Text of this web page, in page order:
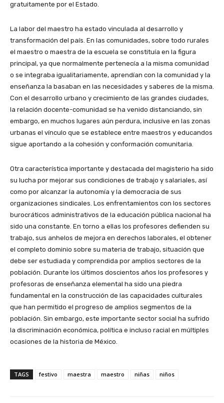
gratuitamente por el Estado.
La labor del maestro ha estado vinculada al desarrollo y
transformación del país. En las comunidades, sobre todo rurales
el maestro o maestra de la escuela se constituía en la figura
principal, ya que normalmente pertenecía a la misma comunidad
o se integraba igualitariamente, aprendían con la comunidad y la
enseñanza la basaban en las necesidades y saberes de la misma.
Con el desarrollo urbano y crecimiento de las grandes ciudades,
la relación docente-comunidad se ha venido distanciando, sin
embargo, en muchos lugares aún perdura, inclusive en las zonas
urbanas el vínculo que se establece entre maestros y educandos
sigue aportando a la cohesión y conformación comunitaria.
Otra característica importante y destacada del magisterio ha sido
su lucha por mejorar sus condiciones de trabajo y salariales, así
como por alcanzar la autonomía y la democracia de sus
organizaciones sindicales. Los enfrentamientos con los sectores
burocráticos administrativos de la educación pública nacional ha
sido una constante. En torno a ellas los profesores defienden su
trabajo, sus anhelos de mejora en derechos laborales, el obtener
el completo dominio sobre su materia de trabajo, situación que
debe ser estudiada y comprendida por amplios sectores de la
población. Durante los últimos doscientos años los profesores y
profesoras de enseñanza elemental ha sido una piedra
fundamental en la construcción de las capacidades culturales
que han permitido el progreso de amplios segmentos de la
población. Sin embargo, este importante sector social ha sufrido
la discriminación económica, política e incluso racial en múltiples
ocasiones de la historia de México.
TAGS festivo maestra maestro niñas niños